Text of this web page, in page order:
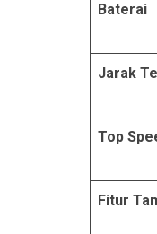
Baterai
Jarak
Top
Fitur